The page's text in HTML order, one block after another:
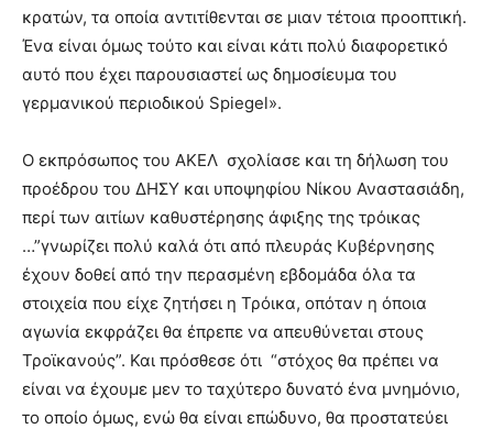
κρατών, τα οποία αντιτίθενται σε μιαν τέτοια προοπτική.
Ένα είναι όμως τούτο και είναι κάτι πολύ διαφορετικό
αυτό που έχει παρουσιαστεί ως δημοσίευμα του
γερμανικού περιοδικού Spiegel».
Ο εκπρόσωπος του ΑΚΕΛ σχολίασε και τη δήλωση του
προέδρου του ΔΗΣΥ και υποψηφίου Νίκου Αναστασιάδη,
περί των αιτίων καθυστέρησης άφιξης της τρόικας
…”γνωρίζει πολύ καλά ότι από πλευράς Κυβέρνησης
έχουν δοθεί από την περασμένη εβδομάδα όλα τα
στοιχεία που είχε ζητήσει η Τρόικα, οπόταν η όποια
αγωνία εκφράζει θα έπρεπε να απευθύνεται στους
Τροϊκανούς”. Και πρόσθεσε ότι “στόχος θα πρέπει να
είναι να έχουμε μεν το ταχύτερο δυνατό ένα μνημόνιο,
το οποίο όμως, ενώ θα είναι επώδυνο, θα προστατεύει